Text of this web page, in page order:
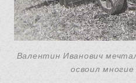
Валентин Иванович
освоил